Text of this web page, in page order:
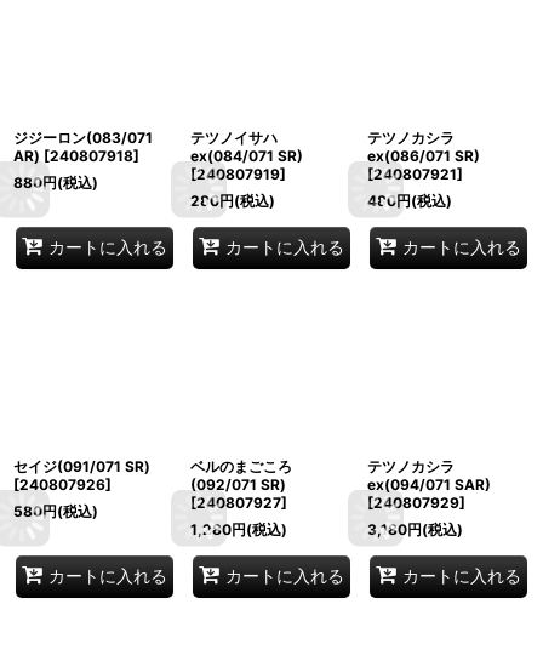
ジジーロン(083/071
AR) [240807918]
880円(税込)
カートに入れる
テツノイサハ
ex(084/071 SR)
[240807919]
280円(税込)
カートに入れる
テツノカシラ
ex(086/071 SR)
[240807921]
480円(税込)
カートに入れる
セイジ(091/071 SR)
[240807926]
580円(税込)
カートに入れる
ベルのまごころ
(092/071 SR)
[240807927]
1,280円(税込)
カートに入れる
テツノカシラ
ex(094/071 SAR)
[240807929]
3,180円(税込)
カートに入れる